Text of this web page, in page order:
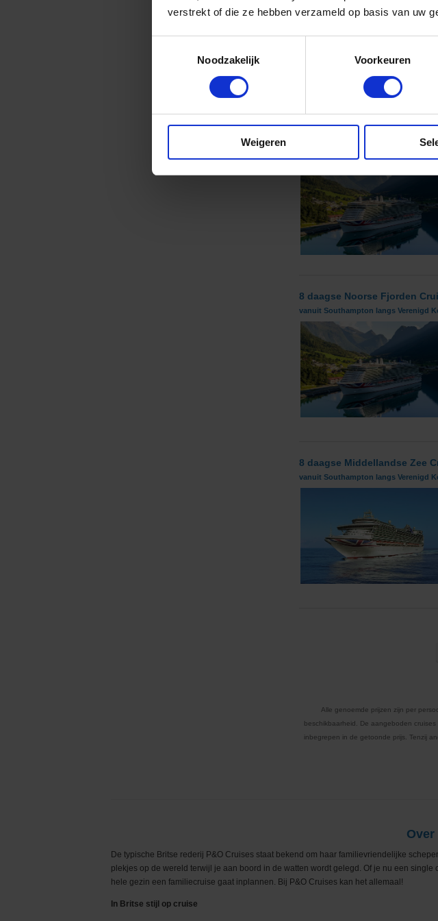
verstrekt of die ze hebben verzameld op basis van uw
Noodzakelijk
Voorkeuren
Weigeren
vanuit Southampton langs Verenigd
8 daagse Noorse Fjorden
vanuit Southampton langs Verenigd
8 daagse Middellandse Zee
vanuit Southampton langs Verenigd
Alle genoemde prijzen zijn per
beschikbaarheid. De aangeboden
inbegrepen in de getoonde prijs. Tenzij
Over
De typische Britse rederij P&O Cruises staat bekend om haar familievriendelijke
plekjes op de wereld terwijl je aan boord in de watten wordt gelegd. Of je nu een
hele gezin een familiecruise gaat inplannen. Bij P&O Cruises kan het allemaal!
In Britse stijl op cruise